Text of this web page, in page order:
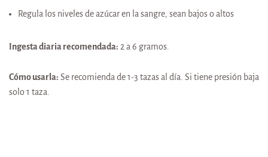
Regula los niveles de azúcar en la sangre, sean bajos o altos
Ingesta diaria recomendada: 2 a 6 gramos.
Cómo usarla: Se recomienda de 1-3 tazas al día. Si tiene presión baja
solo 1 taza.